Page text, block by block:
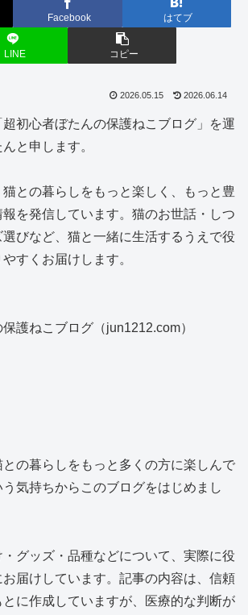
Facebook はてブ
LINE コピー
2026.05.15 2026.06.14
初心者ぼたんの保護ねこブログ」を運
と申します。
との暮らしをもっと楽しく、もっと豊
を発信しています。猫のお世話・しつ
びなど、猫と一緒に生活するうえで役
すくお届けします。
護ねこブログ（jun1212.com）
の暮らしをもっと多くの方に楽しんで
気持ちからこのブログをはじめまし
グッズ・品種などについて、実際に役
届けしています。記事の内容は、信頼
に作成していますが、医療的な判断が